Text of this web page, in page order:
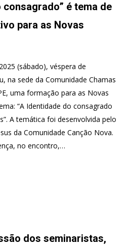
consagrado” é tema de
para as Novas
(sábado), véspera de
na sede da Comunidade Chamas
uma formação para as Novas
“A Identidade do consagrado
A temática foi desenvolvida pelo
da Comunidade Canção Nova.
no encontro,…
dos seminaristas,